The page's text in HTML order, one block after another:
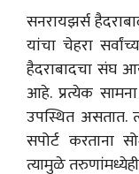
सनरायझर्स
यांचा चेहरा
हैदराबादचा संघ
आहे. प्रत्येक
उपस्थित असतात.
सपोर्ट करताना
त्यामुळे